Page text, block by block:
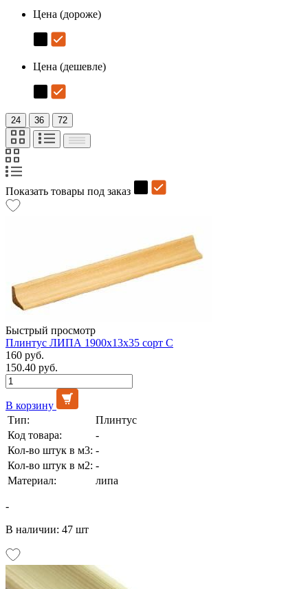
Цена (дороже)
Цена (дешевле)
24 36 72
Показать товары под заказ
Быстрый просмотр
Плинтус ЛИПА 1900х13х35 сорт С
160 руб.
150.40 руб.
В корзину
Тип:
Плинтус
Код товара:
-
Кол-во штук в м3: -
Кол-во штук в м2: -
Материал:
липа
-
В наличии: 47 шт